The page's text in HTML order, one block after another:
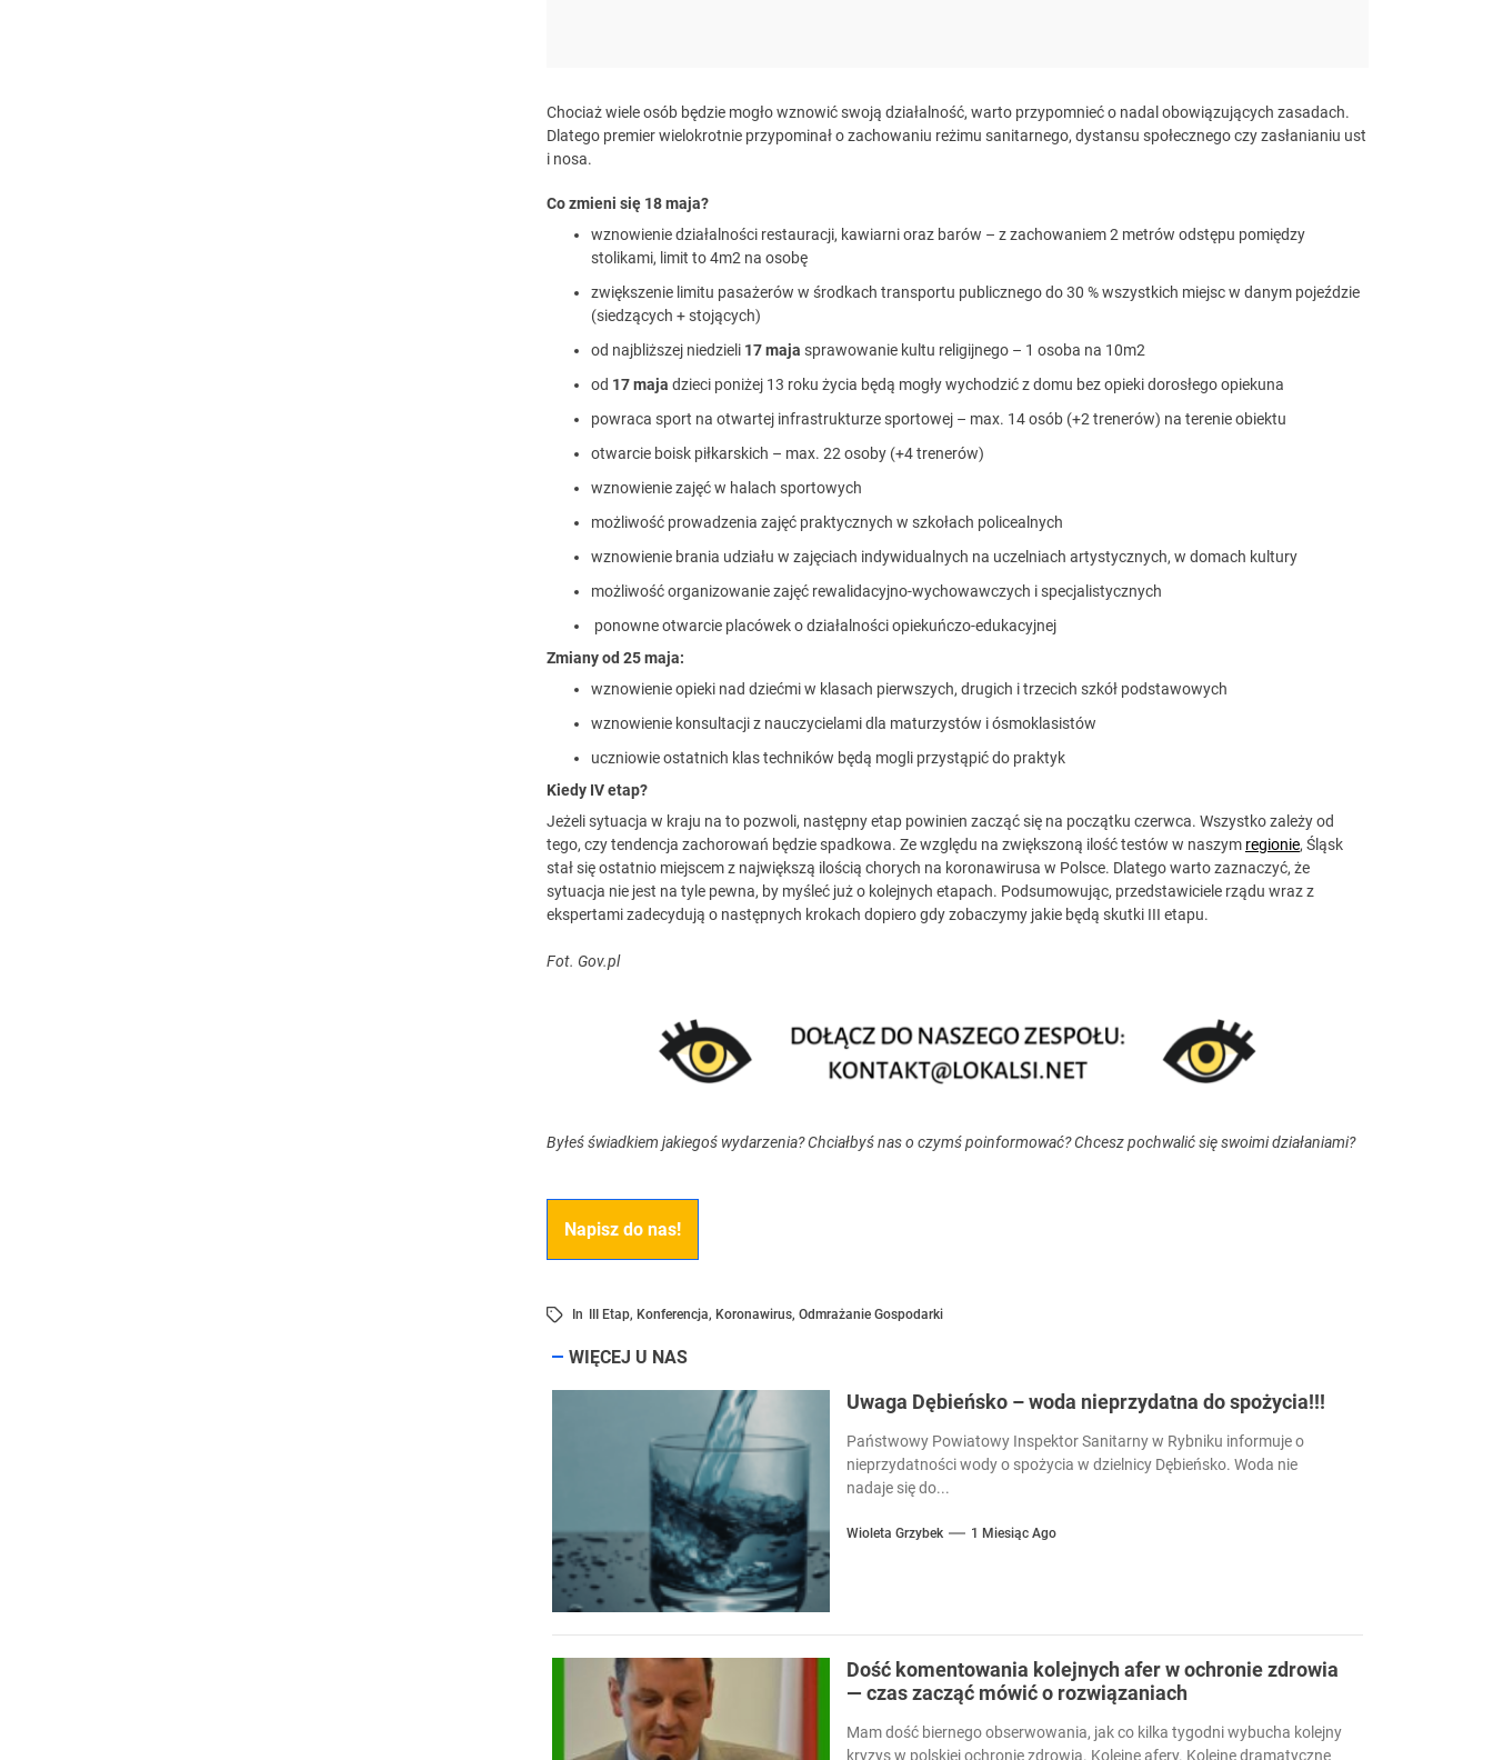
Chociaż wiele osób będzie mogło wznowić swoją działalność, warto przypomnieć o nadal obowiązujących zasadach.
Dlatego premier wielokrotnie przypominał o zachowaniu reżimu sanitarnego, dystansu społecznego czy zasłanianiu ust
i nosa.
Co zmieni się 18 maja?
wznowienie działalności restauracji, kawiarni oraz barów – z zachowaniem 2 metrów odstępu pomiędzy
stolikami, limit to 4m2 na osobę
zwiększenie limitu pasażerów w środkach transportu publicznego do 30 % wszystkich miejsc w danym pojeździe
(siedzących + stojących)
od najbliższej niedzieli 17 maja sprawowanie kultu religijnego – 1 osoba na 10m2
od 17 maja dzieci poniżej 13 roku życia będą mogły wychodzić z domu bez opieki dorosłego opiekuna
powraca sport na otwartej infrastrukturze sportowej – max. 14 osób (+2 trenerów) na terenie obiektu
otwarcie boisk piłkarskich – max. 22 osoby (+4 trenerów)
wznowienie zajęć w halach sportowych
możliwość prowadzenia zajęć praktycznych w szkołach policealnych
wznowienie brania udziału w zajęciach indywidualnych na uczelniach artystycznych, w domach kultury
możliwość organizowanie zajęć rewalidacyjno-wychowawczych i specjalistycznych
ponowne otwarcie placówek o działalności opiekuńczo-edukacyjnej
Zmiany od 25 maja:
wznowienie opieki nad dziećmi w klasach pierwszych, drugich i trzecich szkół podstawowych
wznowienie konsultacji z nauczycielami dla maturzystów i ósmoklasistów
uczniowie ostatnich klas techników będą mogli przystąpić do praktyk
Kiedy IV etap?
Jeżeli sytuacja w kraju na to pozwoli, następny etap powinien zacząć się na początku czerwca. Wszystko zależy od
tego, czy tendencja zachorowań będzie spadkowa. Ze względu na zwiększoną ilość testów w naszym regionie, Śląsk
stał się ostatnio miejscem z największą ilością chorych na koronawirusa w Polsce. Dlatego warto zaznaczyć, że
sytuacja nie jest na tyle pewna, by myśleć już o kolejnych etapach. Podsumowując, przedstawiciele rządu wraz z
ekspertami zadecydują o następnych krokach dopiero gdy zobaczymy jakie będą skutki III etapu.
Fot. Gov.pl
Byłeś świadkiem jakiegoś wydarzenia? Chciałbyś nas o czymś poinformować? Chcesz pochwalić się swoimi działaniami?
Napisz do nas!
In III Etap, Konferencja, Koronawirus, Odmrażanie Gospodarki
WIĘCEJ U NAS
Uwaga Dębieńsko – woda nieprzydatna do spożycia!!!
Państwowy Powiatowy Inspektor Sanitarny w Rybniku informuje o
nieprzydatności wody o spożycia w dzielnicy Dębieńsko. Woda nie
nadaje się do...
Wioleta Grzybek 1 Miesiąc Ago
Dość komentowania kolejnych afer w ochronie zdrowia
— czas zacząć mówić o rozwiązaniach
Mam dość biernego obserwowania, jak co kilka tygodni wybucha kolejny
kryzys w polskiej ochronie zdrowia. Kolejne afery. Kolejne dramatyczne